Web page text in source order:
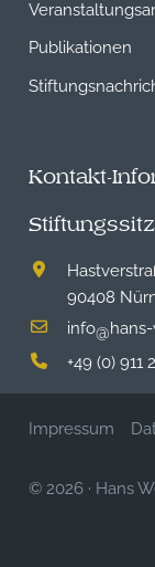
Publikationen
Kontakt-
Stiftungssitz
90408
info@
+49 (0) 911
Impressum
© 2026 · Hans